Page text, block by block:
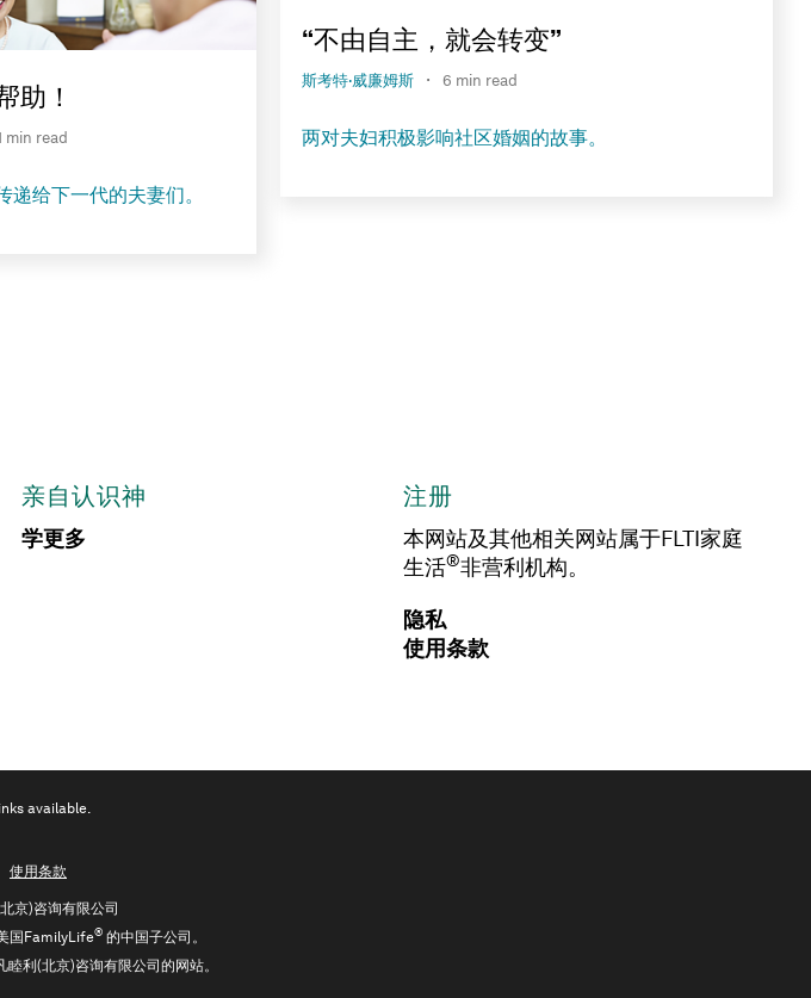
助！
min read
给下一代的夫妻们。
“不由自主，就会转变”
斯考特·威廉姆斯 · 6 min read
两对夫妇积极影响社区婚姻的故事。
亲自认识神
学更多
注册
本网站及其他相关网站属于FLTI家庭
生活®非营利机构。
隐私
使用条款
available.
使用条款
京)咨询有限公司
国FamilyLife®的中国子公司。
利(北京)咨询有限公司的网站。